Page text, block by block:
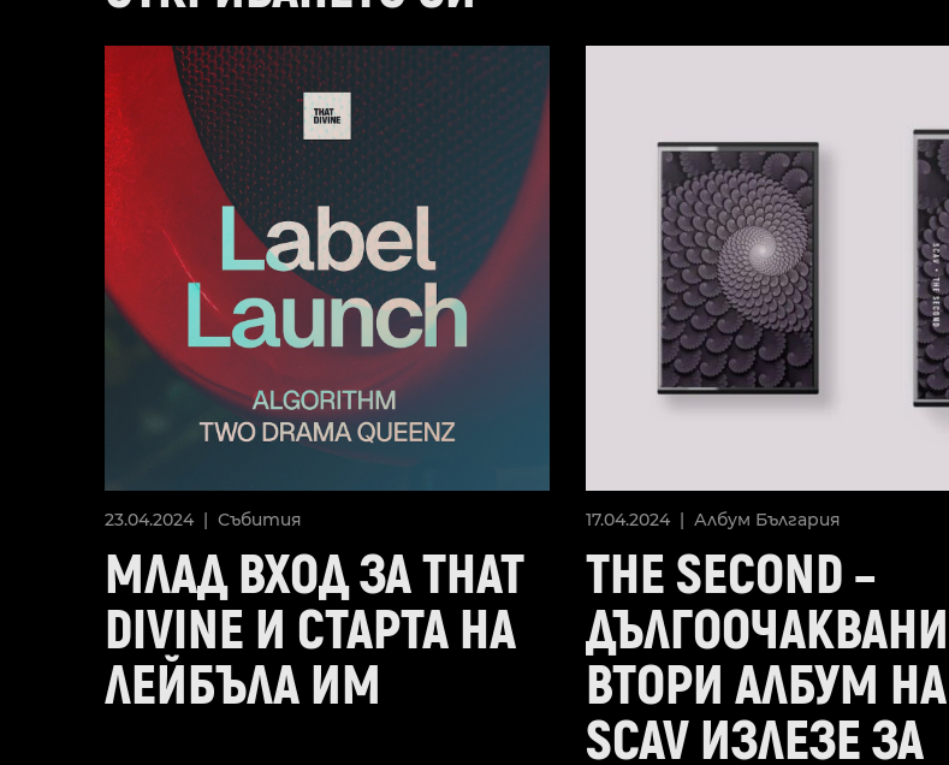
23.04.2024 | Събития
МЛАД ВХОД ЗА THAT
DIVINE И СТАРТА НА
ЛЕЙБЪЛА ИМ
17.04.2024 | Албум България
THE SECOND –
ВТОРИ АЛБУМ НА
SCAV ИЗЛЕЗЕ ЗА